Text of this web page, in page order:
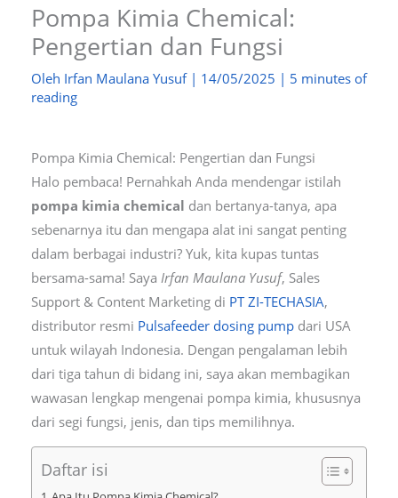
Pompa Kimia Chemical:
Pengertian dan Fungsi
Oleh Irfan Maulana Yusuf | 14/05/2025 | 5 minutes of
reading
Pompa Kimia Chemical: Pengertian dan Fungsi
Halo pembaca! Pernahkah Anda mendengar istilah
pompa kimia chemical dan bertanya-tanya, apa
sebenarnya itu dan mengapa alat ini sangat penting
dalam berbagai industri? Yuk, kita kupas tuntas
bersama-sama! Saya Irfan Maulana Yusuf, Sales
Support & Content Marketing di PT ZI-TECHASIA,
distributor resmi Pulsafeeder dosing pumpdari USA
untuk wilayah Indonesia. Dengan pengalaman lebih
dari tiga tahun di bidang ini, saya akan membagikan
wawasan lengkap mengenai pompa kimia, khususnya
dari segi fungsi, jenis, dan tips memilihnya.
Daftar isi